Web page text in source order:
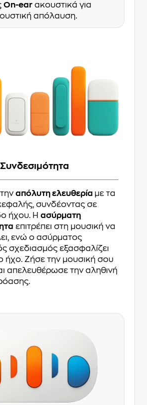
On-ear ακουστικά για
απόλαυση.
απόλυτη ελευθερία με τα
συνδέοντας σε
ήχου. Η ασύρματη
επιτρέπει στη μουσική να
ενώ ο ασύρματος
σχεδιασμός εξασφαλίζει
ήχο. Ζήσε την μουσική σου
απελευθέρωσε την αληθινή